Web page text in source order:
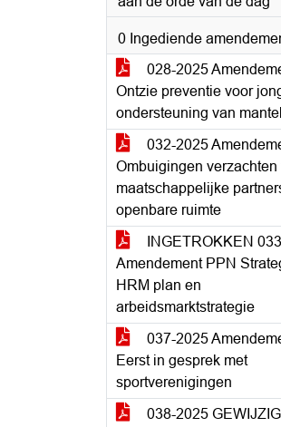
0 Ingediende
028-2025
Ontzie preventie voor
ondersteuning van
032-2025
Ombuigingen verzachten
maatschappelijke
openbare ruimte
INGETROKKEN
Amendement PPN
HRM plan en
arbeidsmarktstrategie
037-2025
Eerst in gesprek met
sportverenigingen
038-2025